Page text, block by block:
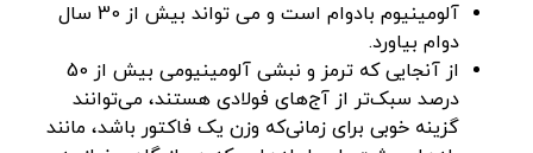
آلومینیوم بادوام است و می تواند بیش از 30 سال
دوام بیاورد.
از آنجایی که ترمز و نبشی آلومینیومی بیش از 50
درصد سبک‌تر از آج‌های فولادی هستند، می‌توانند
گزینه خوبی برای زمانی‌که وزن یک فاکتور باشد، مانند